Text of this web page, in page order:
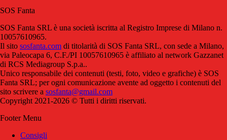
SOS Fanta
SOS Fanta SRL è una società iscritta al Registro Imprese di Milano n.
10057610965.
Il sito sosfanta.com di titolarità di SOS Fanta SRL, con sede a Milano,
via Paleocapa 6, C.F./PI 10057610965 è affiliato al network Gazzanet
di RCS Mediagroup S.p.a..
Unico responsabile dei contenuti (testi, foto, video e grafiche) è SOS
Fanta SRL; per ogni comunicazione avente ad oggetto i contenuti del
sito scrivere a sosfanta@gmail.com
Copyright 2021-2026 © Tutti i diritti riservati.
Footer Menu
Consigli